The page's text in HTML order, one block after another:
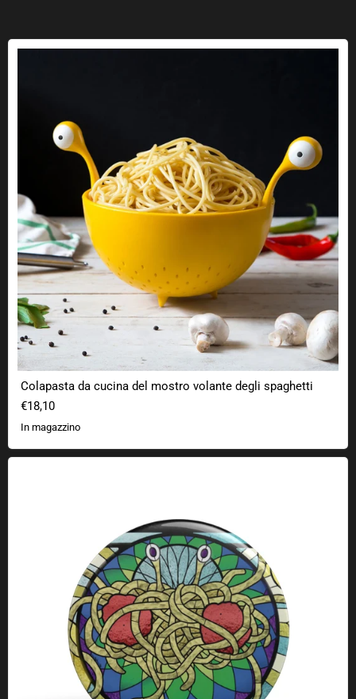
Colapasta da cucina del mostro volante degli spaghetti
€18,10
In magazzino